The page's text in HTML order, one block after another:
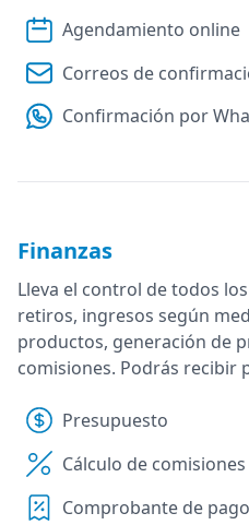
Agendamiento online
Correos de
Confirmación por
Finanzas
Lleva el control de todos
retiros, ingresos según
productos, generación de
comisiones. Podrás recibir
Presupuesto
Cálculo de comisiones
Comprobante de pago